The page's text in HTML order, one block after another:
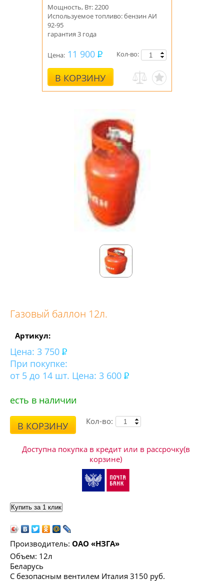
Мощность, Вт: 2200
Используемое топливо: бензин АИ
92-95
гарантия 3 года
Цена: 11 900
В КОРЗИНУ
Кол-во:
Газовый баллон 12л.
Артикул:
Цена: 3 750
При покупке:
от 5 до 14 шт. Цена: 3 600
есть в наличии
В КОРЗИНУ Кол-во:
Доступна покупка в кредит или в рассрочку(в
корзине)
Производитель: ОАО «НЗГА»
Объем: 12л
Беларусь
С безопасным вентилем Италия 3150 руб.